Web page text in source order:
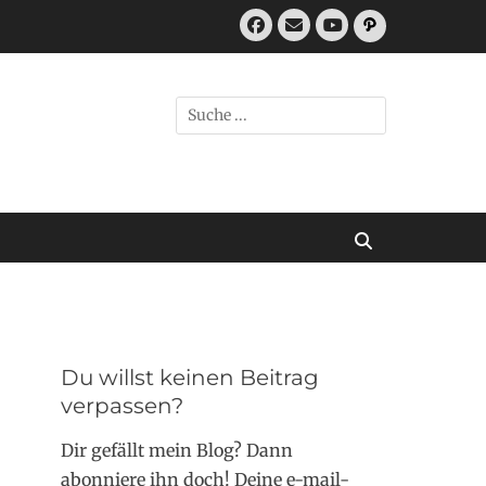
Facebook
E-
MailYouTube
Pfad
Suchen
nach:
Du willst keinen Beitrag
verpassen?
Dir gefällt mein Blog? Dann
abonniere ihn doch! Deine e-mail-